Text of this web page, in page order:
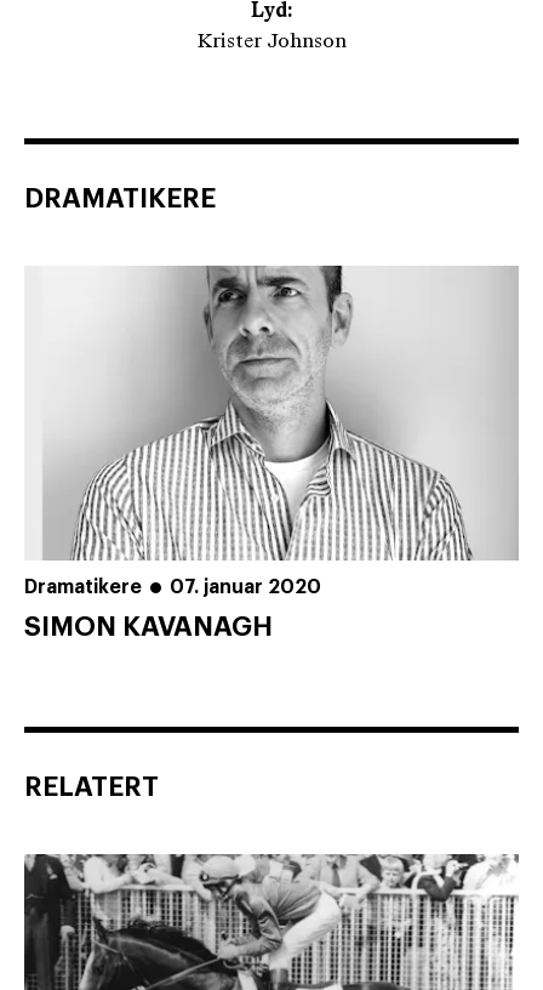
Lyd:
Krister Johnson
DRAMATIKERE
Dramatikere 07. januar 2020
SIMON KAVANAGH
RELATERT